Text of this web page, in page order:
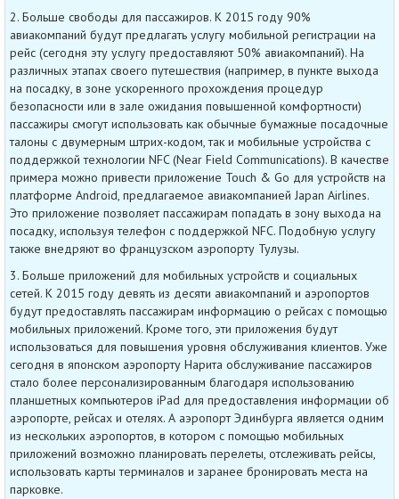
2. Больше свободы для пассажиров. К 2015 году 90%
авиакомпаний будут предлагать услугу мобильной регистрации на
рейс (сегодня эту услугу предоставляют 50% авиакомпаний). На
различных этапах своего путешествия (например, в пункте выхода
на посадку, в зоне ускоренного прохождения процедур
безопасности или в зале ожидания повышенной комфортности)
пассажиры смогут использовать как обычные бумажные посадочные
талоны с двумерным штрих-кодом, так и мобильные устройства с
поддержкой технологии NFC (Near Field Communications). В качестве
примера можно привести приложение Touch & Go для устройств на
платформе Android, предлагаемое авиакомпанией Japan Airlines.
Это приложение позволяет пассажирам попадать в зону выхода на
посадку, используя телефон с поддержкой NFC. Подобную услугу
также внедряют во французском аэропорту Тулузы.
3. Больше приложений для мобильных устройств и социальных
сетей. К 2015 году девять из десяти авиакомпаний и аэропортов
будут предоставлять пассажирам информацию о рейсах с помощью
мобильных приложений. Кроме того, эти приложения будут
использоваться для повышения уровня обслуживания клиентов. Уже
сегодня в японском аэропорту Нарита обслуживание пассажиров
стало более персонализированным благодаря использованию
планшетных компьютеров iPad для предоставления информации об
аэропорте, рейсах и отелях. А аэропорт Эдинбурга является одним
из нескольких аэропортов, в котором с помощью мобильных
приложений возможно планировать перелеты, отслеживать рейсы,
использовать карты терминалов и заранее бронировать места на
парковке.